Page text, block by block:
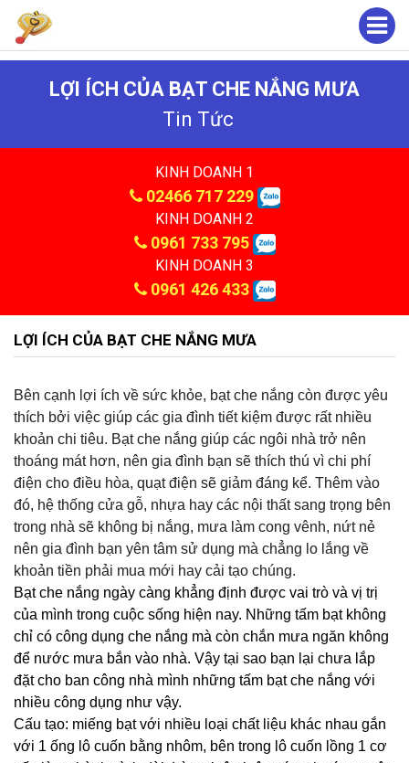
LỢI ÍCH CỦA BẠT CHE NẮNG MƯA
Tin Tức
KINH DOANH 1
02466 717 229
KINH DOANH 2
0961 733 795
KINH DOANH 3
0961 426 433
LỢI ÍCH CỦA BẠT CHE NẮNG MƯA
Bên cạnh lợi ích về sức khỏe, bạt che nắng còn được yêu
thích bởi việc giúp các gia đình tiết kiệm được rất nhiều
khoản chi tiêu. Bạt che nắng giúp các ngôi nhà trở nên
thoáng mát hơn, nên gia đình bạn sẽ thích thú vì chi phí
điện cho điều hòa, quạt điện sẽ giảm đáng kể. Thêm vào
đó, hệ thống cửa gỗ, nhựa hay các nội thất sang trọng bên
trong nhà sẽ không bị nắng, mưa làm cong vênh, nứt nẻ
nên gia đình bạn yên tâm sử dụng mà chẳng lo lắng về
khoản tiền phải mua mới hay cải tạo chúng.
Bạt che nắng ngày càng khẳng định được vai trò và vị trị
của mình trong cuộc sống hiện nay. Những tấm bạt không
chỉ có công dụng che nắng mà còn chắn mưa ngăn không
để nước mưa bắn vào nhà. Vậy tại sao bạn lại chưa lắp
đặt cho ban công nhà mình những tấm bạt che nắng với
nhiều công dụng như vậy.
Cấu tạo: miếng bạt với nhiều loại chất liệu khác nhau gắn
với 1 ống lô cuốn bằng nhôm, bên trong lô cuốn lồng 1 cơ